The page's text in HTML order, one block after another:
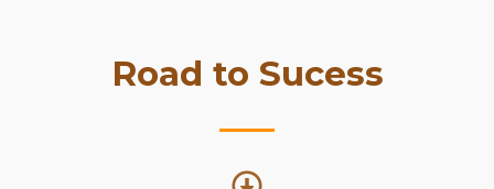
Road to Sucess